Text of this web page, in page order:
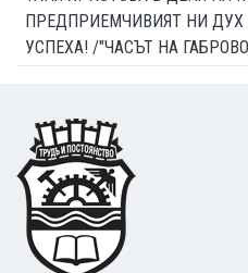
ПРЕДПРИЕМЧИВИЯТ НИ
УСПЕХА! /"ЧАСЪТ НА
Footer